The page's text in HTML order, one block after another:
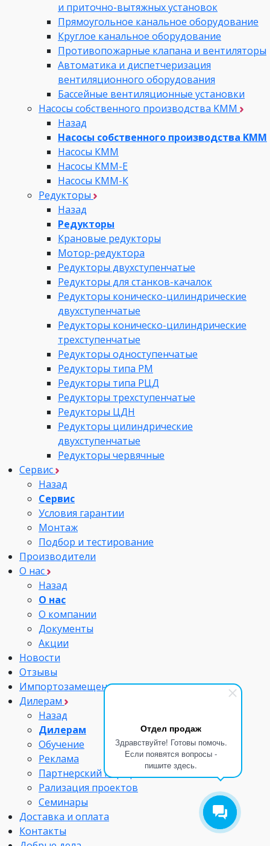
Отдел продаж
Здравствуйте! Готовы помочь.
Если появятся вопросы -
пишите здесь.
и приточно-вытяжных установок
Прямоугольное канальное оборудование
Круглое канальное оборудование
Противопожарные клапана и вентиляторы
Автоматика и диспетчеризация
вентиляционного оборудования
Бассейные вентиляционные установки
Насосы собственного производства KMM
Назад
Насосы собственного производства KMM
Насосы КММ
Насосы КММ-Е
Насосы КММ-К
Редукторы
Назад
Редукторы
Крановые редукторы
Мотор-редуктора
Редукторы двухступенчатые
Редукторы для станков-качалок
Редукторы коническо-цилиндрические
двухступенчатые
Редукторы коническо-цилиндрические
трехступенчатые
Редукторы одноступенчатые
Редукторы типа РМ
Редукторы типа РЦД
Редукторы трехступенчатые
Редукторы ЦДН
Редукторы цилиндрические
двухступенчатые
Редукторы червячные
Сервис
Назад
Сервис
Условия гарантии
Монтаж
Подбор и тестирование
Производители
О нас
Назад
О нас
О компании
Документы
Акции
Новости
Отзывы
Импортозамещение
Дилерам
Назад
Дилерам
Обучение
Реклама
Партнерский портфель
Рализация проектов
Семинары
Доставка и оплата
Контакты